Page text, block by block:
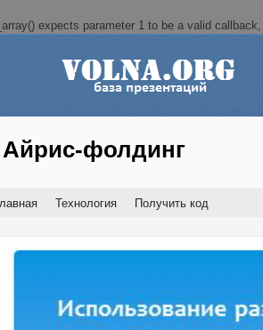
expects parameter 1 to be a valid
Айрис-фолдинг
Технология Получить код